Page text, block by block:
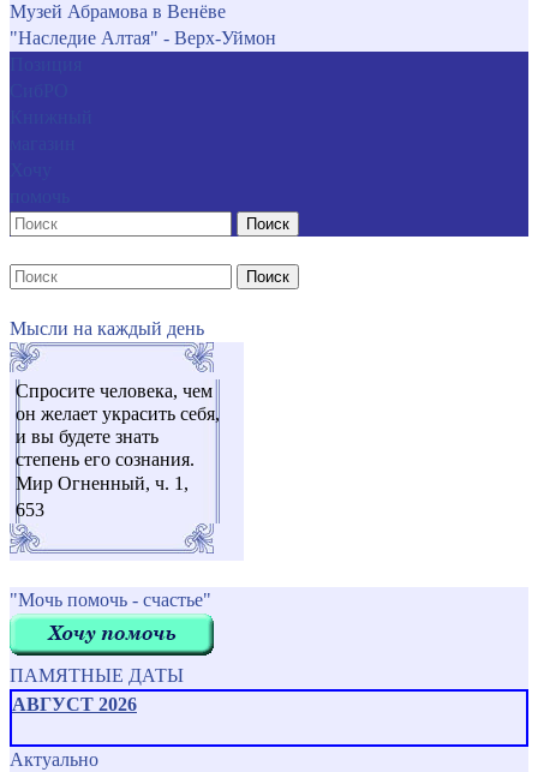
Музей Абрамова в Венёве
"Наследие Алтая" - Верх-Уймон
Поиск
Поиск
Мысли на каждый день
Спросите человека, чем
он желает украсить себя,
и вы будете знать
степень его сознания.
Мир Огненный, ч. 1,
653
"Мочь помочь - счастье"
ПАМЯТНЫЕ ДАТЫ
АВГУСТ 2026
Актуально